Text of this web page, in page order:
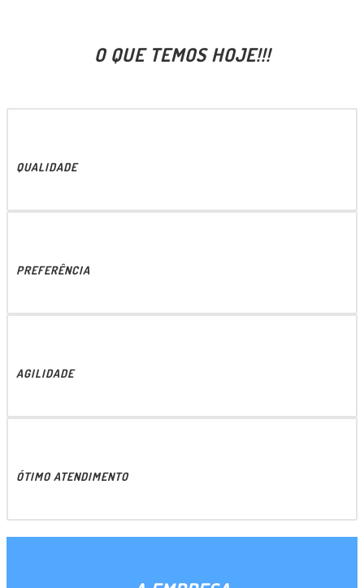
O QUE TEMOS HOJE!!!
QUALIDADE
PREFERÊNCIA
AGILIDADE
ÓTIMO ATENDIMENTO